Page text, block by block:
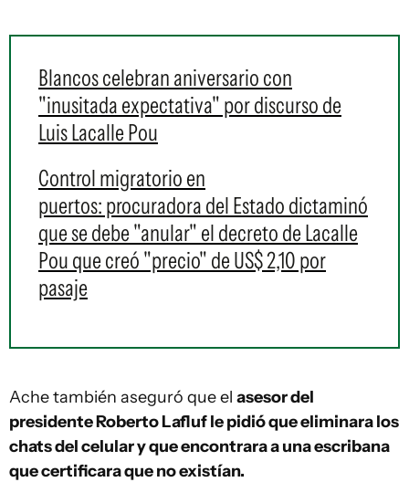
Blancos celebran aniversario con
"inusitada expectativa" por discurso de
Luis Lacalle Pou
Control migratorio en
puertos: procuradora del Estado dictaminó
que se debe "anular" el decreto de Lacalle
Pou que creó "precio" de US$ 2,10 por
pasaje
Ache también aseguró que el asesor del
presidente Roberto Lafluf le pidió que eliminara los
chats del celular y que encontrara a una escribana
que certificara que no existían.